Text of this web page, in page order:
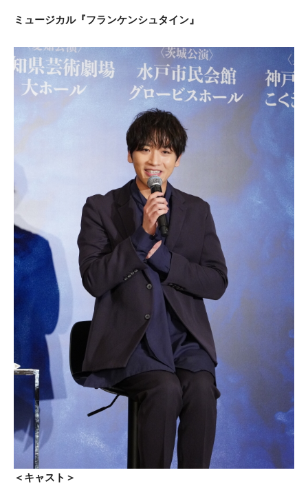
ミュージカル『フランケンシュタイン』
＜キャスト＞